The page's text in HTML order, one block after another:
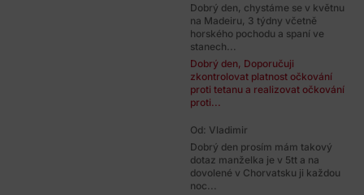
Dobrý den, chystáme se v květnu
na Madeiru, 3 týdny včetně
horského pochodu a spaní ve
stanech...
Dobrý den, Doporučuji
zkontrolovat platnost očkování
proti tetanu a realizovat očkování
proti...
Od: Vladimir
Dobrý den prosím mám takový
dotaz manželka je v 5tt a na
dovolené v Chorvatsku ji každou
noc...